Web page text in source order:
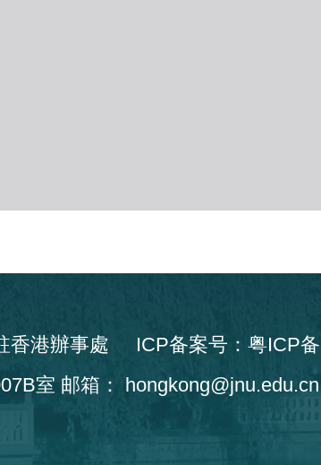
香港辦事處 ICP备案号：粤ICP
室 邮箱：